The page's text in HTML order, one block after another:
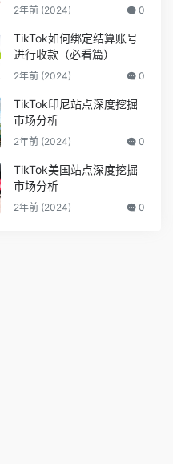
2年前 (2024) 0
TikTok如何绑定结算账号
进行收款（必看篇）
2年前 (2024) 0
TikTok印尼站点深度挖掘
市场分析
2年前 (2024) 0
TikTok美国站点深度挖掘
市场分析
2年前 (2024) 0